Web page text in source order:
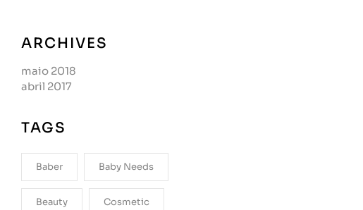
ARCHIVES
maio 2018
abril 2017
TAGS
Baber Baby Needs
Beauty Cosmetic